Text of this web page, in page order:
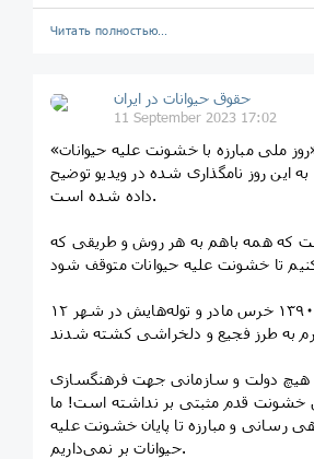
Читать полностью…
حقوق حیوانات در ایران
11 September 2023 17:02
ملی مبارزه با خشونت علیه حیوانات»
این روز نامگذاری شده‌ در ویدیو توضیح
داده شده است.
که همه باهم به هر روش و طریقی که
۱۲ سال پیش در سال ۱۳۹۰ خرس مادر و توله‌هایش در شهر
هیچ دولت و سازمانی جهت فرهنگسازی
خشونت قدم مثبتی بر نداشته است! ما
رسانی و مبارزه تا پایان خشونت علیه
حیوانات بر نمی‌داریم.